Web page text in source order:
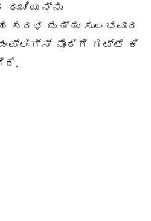
ಸರಳ ಮತ್ತು ಸುಲಭವಾದ
ನೊಂದಿಗೆ ಗಟ್ಟೆ ಕಿ